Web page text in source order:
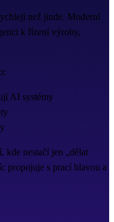
než jinde. Moderní
k řízení výroby,
AI systémy
kde nestačí jen „dělat
propojuje s prací hlavou a